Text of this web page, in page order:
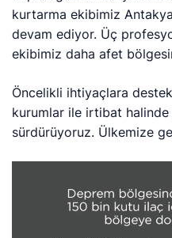
kurtarma ekibimiz
devam ediyor. Üç
ekibimiz daha afet
Öncelikli ihtiyaçlara
kurumlar ile irtibat halinde
sürdürüyoruz. Ülkemize